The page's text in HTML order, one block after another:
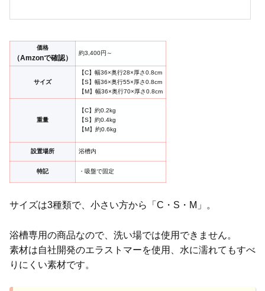
価格
（Amzonで確認）
約3,400円～
サイズ
【C】幅36×奥行28×厚さ0.8cm
【S】幅36×奥行55×厚さ0.8cm
【M】幅36×奥行70×厚さ0.8cm
重量
【C】約0.2kg
【S】約0.4kg
【M】約0.6kg
設置場所 浴槽内
特記 ・吸盤で固定
サイズは3種類で、小さい方から「C・S・M」。
浴槽専用の商品なので、洗い場では使用できません。
素材は自社開発のエラストマーを使用、水に濡れてもすべ
りにくい素材です。